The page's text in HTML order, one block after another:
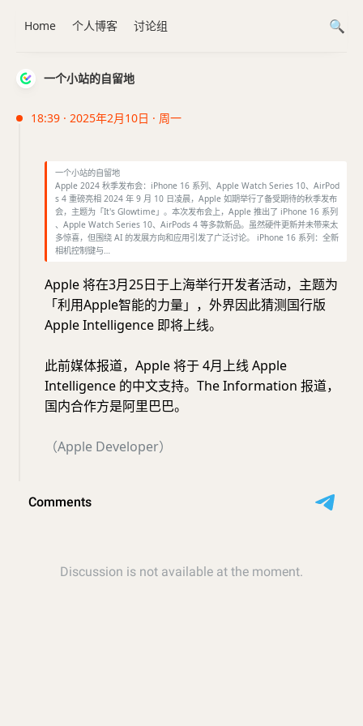
一个小站的自留地
18:39 · 2025年2月10日 · 周一
一个小站的自留地
Apple 2024 秋季发布会：iPhone 16 系列、Apple Watch Series 10、AirPod
s 4 重磅亮相 2024 年 9 月 10 日凌晨，Apple 如期举行了备受期待的秋季发布
会，主题为「It's Glowtime」。本次发布会上，Apple 推出了 iPhone 16 系列
、Apple Watch Series 10、AirPods 4 等多款新品。虽然硬件更新并未带来太
多惊喜，但围绕 AI 的发展方向和应用引发了广泛讨论。 iPhone 16 系列：全新
相机控制键与…
Apple 将在3月25日于上海举行开发者活动，主题为
「利用Apple智能的力量」，外界因此猜测国行版
Apple Intelligence 即将上线。
此前媒体报道，Apple 将于 4月上线 Apple
Intelligence 的中文支持。The Information 报道，
国内合作方是阿里巴巴。
（Apple Developer）
Home 个人博客 讨论组